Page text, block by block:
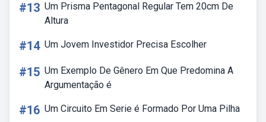
#13 Um Prisma Pentagonal Regular Tem 20cm De
Altura
#14 Um Jovem Investidor Precisa Escolher
#15 Um Exemplo De Gênero Em Que Predomina A
Argumentação é
#16 Um Circuito Em Serie é Formado Por Uma Pilha